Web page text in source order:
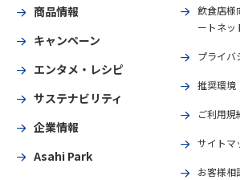
商品情報
キャンペーン
エンタメ・レシピ
サステナビリティ
企業情報
Asahi Park
飲食店様
ートネッ
プライバ
推奨環境
ご利用規
サイトマ
お客様相